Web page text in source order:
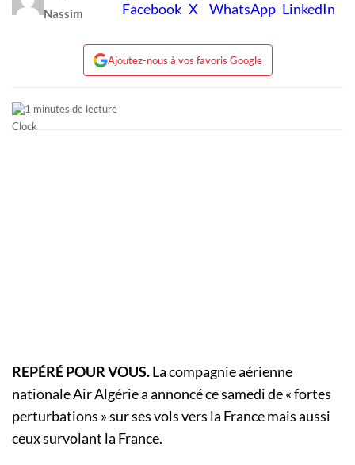
Nassim
Ajoutez-nous à vos favoris Google
1 minutes de lecture
REPÉRÉ POUR VOUS.La compagnie aérienne
nationale Air Algérie a annoncé ce samedi de « fortes
perturbations » sur ses vols vers la France mais aussi
ceux survolant la France.